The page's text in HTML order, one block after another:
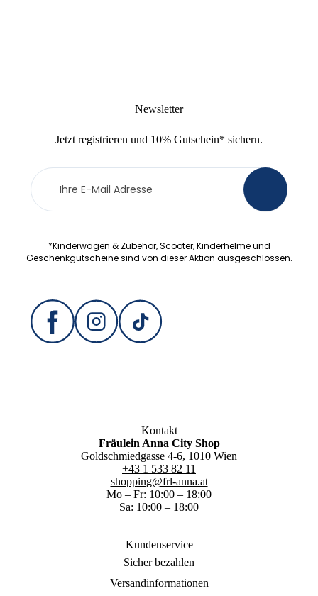
Newsletter
Jetzt registrieren und 10% Gutschein* sichern.
Newsletter
Anmeldung
*Kinderwägen & Zubehör, Scooter, Kinderhelme und
Geschenkgutscheine sind von dieser Aktion ausgeschlossen.
Kontakt
Fräulein Anna City Shop
Goldschmiedgasse 4-6, 1010 Wien
+43 1 533 82 11
shopping@frl-anna.at
Mo – Fr: 10:00 – 18:00
Sa: 10:00 – 18:00
Kundenservice
Sicher bezahlen
Versandinformationen